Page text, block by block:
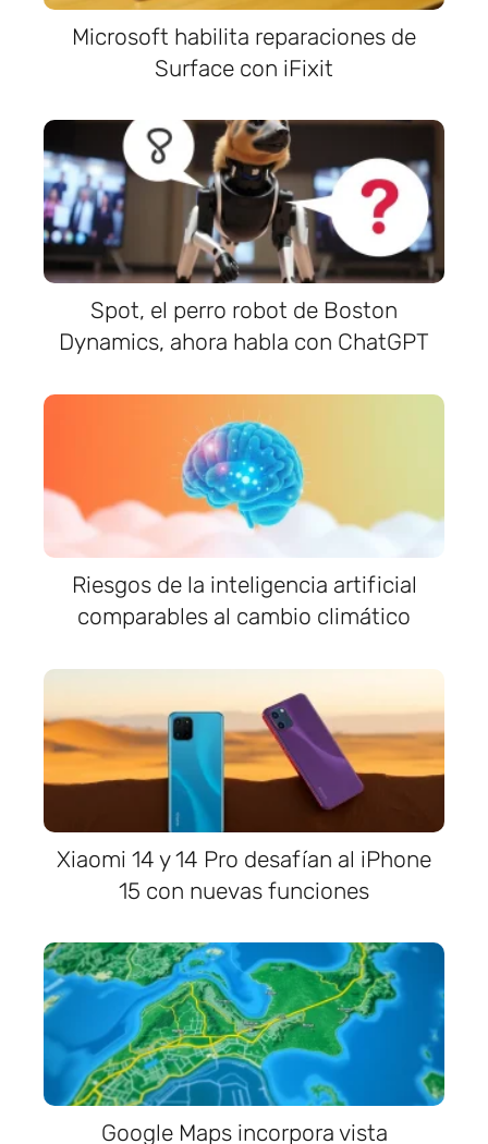
Microsoft habilita reparaciones de
Surface con iFixit
Spot, el perro robot de Boston
Dynamics, ahora habla con ChatGPT
Riesgos de la inteligencia artificial
comparables al cambio climático
Xiaomi 14 y 14 Pro desafían al iPhone
15 con nuevas funciones
Google Maps incorpora vista